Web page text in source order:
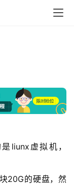
liunx虚拟机，
20G的硬盘，然